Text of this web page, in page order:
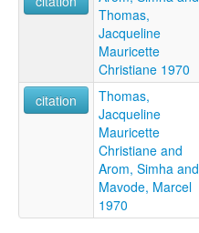
Thomas,
Jacqueline
Mauricette
Christiane 1970
citation
Thomas,
Jacqueline
Mauricette
Christiane and
Arom, Simha and
Mavode, Marcel
1970